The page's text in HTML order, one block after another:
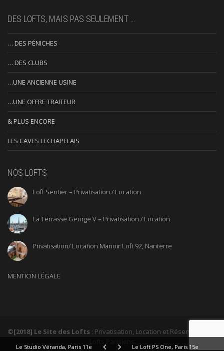
Le Studio Véranda, Paris 11e Le Loft PS One, Paris 15e
DES LOFTS, MAIS PAS SEULEMENT …
… DES PÉNICHES
… DES CLUBS
…UNE ANCIENNE USINE
…UNE OFFRE TRAITEUR
& PLUS ENCORE
LES CAVES LECHAPELAIS
NOS LOFTS
Loft Sentier – Privatisation / Location
La Terrasse George V – Privatisation / Location
Privatisation/ Location Manoir Loft 92, Nanterre
MENTION LÉGALE
©[2018] Le Site des Lofts : Privatisation, Location et Réservation de